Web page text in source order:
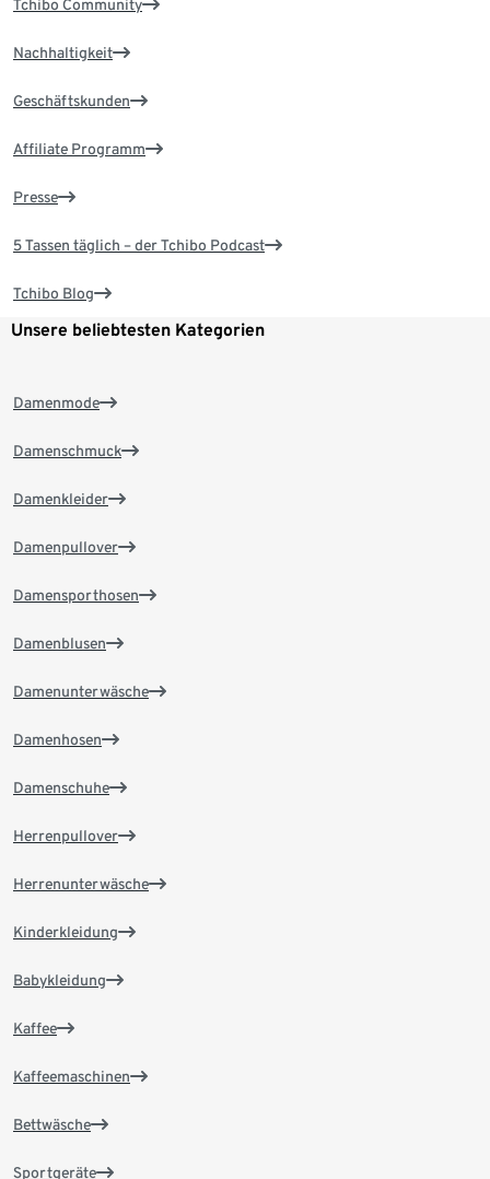
Tchibo Community
Nachhaltigkeit
Geschäftskunden
Affiliate Programm
Presse
5 Tassen täglich – der Tchibo Podcast
Tchibo Blog
Unsere beliebtesten Kategorien
Damenmode
Damenschmuck
Damenkleider
Damenpullover
Damensporthosen
Damenblusen
Damenunterwäsche
Damenhosen
Damenschuhe
Herrenpullover
Herrenunterwäsche
Kinderkleidung
Babykleidung
Kaffee
Kaffeemaschinen
Bettwäsche
Sportgeräte